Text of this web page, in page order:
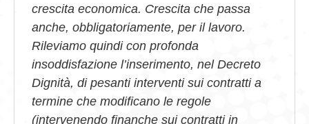
crescita economica. Crescita che passa
anche, obbligatoriamente, per il lavoro.
Rileviamo quindi con profonda
insoddisfazione l’inserimento, nel Decreto
Dignità, di pesanti interventi sui contratti a
termine che modificano le regole
(intervenendo finanche sui contratti in